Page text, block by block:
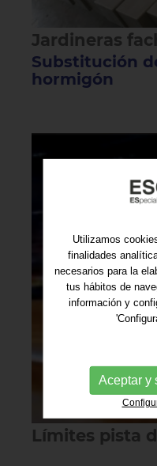
Jardineras
Substitución
hormigón
Límites pista
Utilizamos
finalidades
necesarios para la
tus hábitos de
información y
Aceptar y